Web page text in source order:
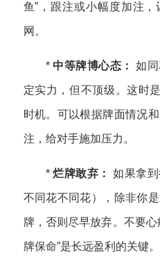
鱼”，跟注或小幅度加注
网。
* 中等牌博心态： 如
定实力，但不顶级。这时
时机。可以根据牌面情况
注，给对手施加压力。
*烂牌敢弃： 如果拿
不同花不同花），除非你
牌，否则尽早放弃。不要
牌保命”是长远盈利的关键。